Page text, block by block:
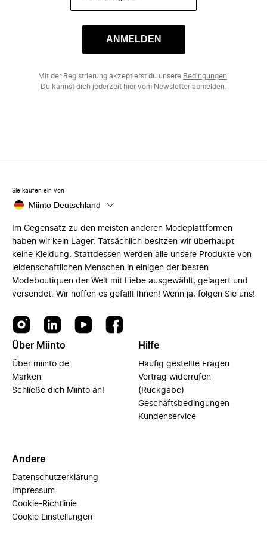
ANMELDEN
Mit der Registrierung akzeptierst du unsere Bedingungen
Du kannst dich jederzeit hiervom Newsletter abmelden.
Sie kaufen ein von
Miinto Deutschland
Im Gegensatz zu den meisten anderen Modeplattformen
haben wir kein Lager. Tatsächlich besitzen wir überhaupt
keine Kleidung. Stattdessen werden alle unsere Produkte von
leidenschaftlichen Menschen in einigen der besten
Modeboutiquen der Welt mit Liebe ausgewählt, gelagert und
versendet. Wir hoffen es gefällt Ihnen! Wenn ja, folgen Sie uns!
Über Miinto
Über miinto.de
Marken
Schließe dich Miinto an!
Hilfe
Häufig gestellte Fragen
Vertrag widerrufen
(Rückgabe)
Geschäftsbedingungen
Kundenservice
Andere
Datenschutzerklärung
Impressum
Cookie-Richtlinie
Cookie Einstellungen